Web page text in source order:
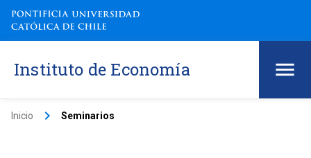
Instituto de Economía
Inicio keyboard_arrow_right Seminarios